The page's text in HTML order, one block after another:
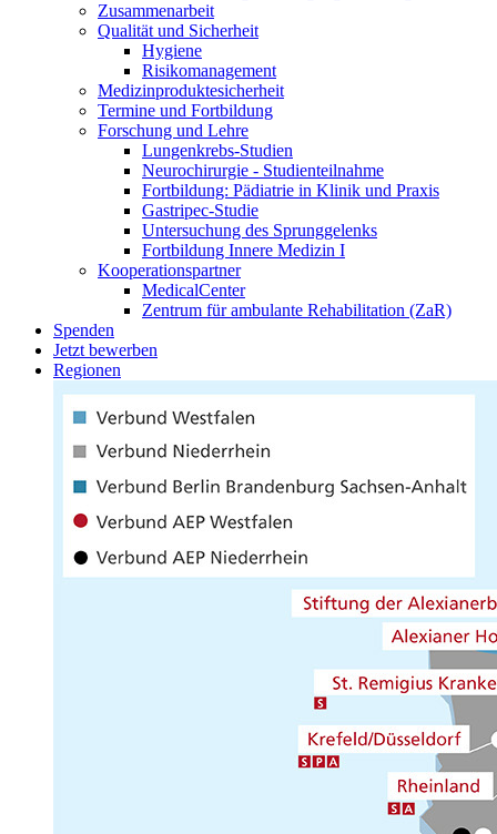
Zusammenarbeit
Qualität und Sicherheit
Hygiene
Risikomanagement
Medizinproduktesicherheit
Termine und Fortbildung
Forschung und Lehre
Lungenkrebs-Studien
Neurochirurgie - Studienteilnahme
Fortbildung: Pädiatrie in Klinik und Praxis
Gastripec-Studie
Untersuchung des Sprunggelenks
Fortbildung Innere Medizin I
Kooperationspartner
MedicalCenter
Zentrum für ambulante Rehabilitation (ZaR)
Spenden
Jetzt bewerben
Regionen